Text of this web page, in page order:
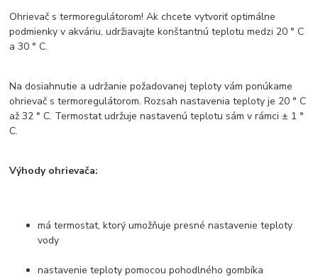
Ohrievač s termoregulátorom! Ak chcete vytvoriť optimálne
podmienky v akváriu, udržiavajte konštantnú teplotu medzi 20 ° C
a 30 ° C.
Na dosiahnutie a udržanie požadovanej teploty vám ponúkame
ohrievač s termoregulátorom. Rozsah nastavenia teploty je 20 ° C
až 32 ° C. Termostat udržuje nastavenú teplotu sám v rámci ± 1 °
C.
Výhody ohrievača:
má termostat, ktorý umožňuje presné nastavenie teploty
vody
nastavenie teploty pomocou pohodlného gombíka